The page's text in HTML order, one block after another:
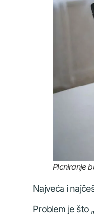
Planiranje
Najveća i
Problem je što